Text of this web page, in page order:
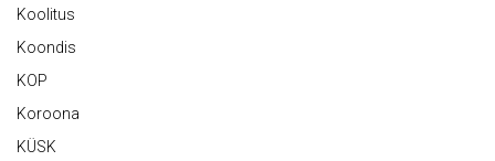
Koolitus
Koondis
KOP
Koroona
KÜSK